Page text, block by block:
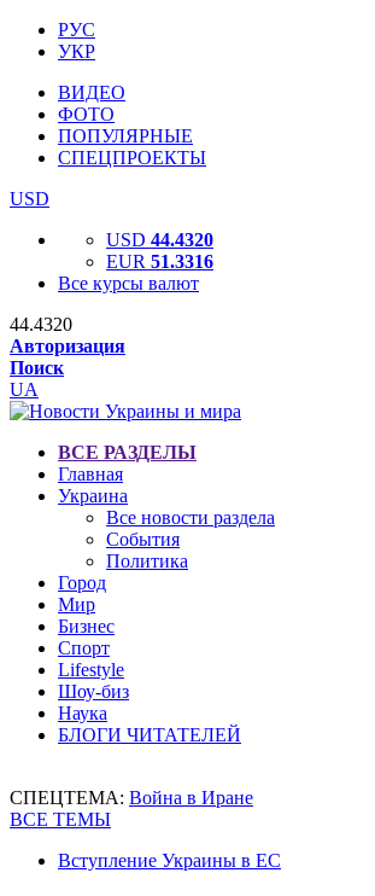
РУС
УКР
ВИДЕО
ФОТО
ПОПУЛЯРНЫЕ
СПЕЦПРОЕКТЫ
USD
USD 44.4320
EUR 51.3316
Все курсы валют
44.4320
Авторизация
Поиск
UA
ВСЕ РАЗДЕЛЫ
Главная
Украина
Все новости раздела
События
Политика
Город
Мир
Бизнес
Спорт
Lifestyle
Шоу-биз
Наука
БЛОГИ ЧИТАТЕЛЕЙ
СПЕЦТЕМА: Война в Иране
ВСЕ ТЕМЫ
Вступление Украины в ЕС